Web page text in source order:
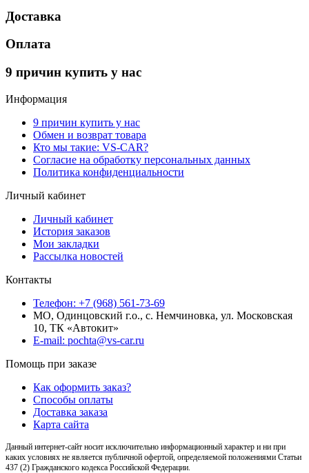
Доставка
Оплата
9 причин купить у нас
Информация
9 причин купить у нас
Обмен и возврат товара
Кто мы такие: VS-CAR?
Согласие на обработку персональных данных
Политика конфиденциальности
Личный кабинет
Личный кабинет
История заказов
Мои закладки
Рассылка новостей
Контакты
Телефон: +7 (968) 561-73-69
МО, Одинцовский г.о., с. Немчиновка, ул. Московская
10, ТК «Автокит»
E-mail: pochta@vs-car.ru
Помощь при заказе
Как оформить заказ?
Способы оплаты
Доставка заказа
Карта сайта
Данный интернет-сайт носит исключительно информационный характер и ни при
каких условиях не является публичной офертой, определяемой положениями Статьи
437 (2) Гражданского кодекса Российской Федерации.